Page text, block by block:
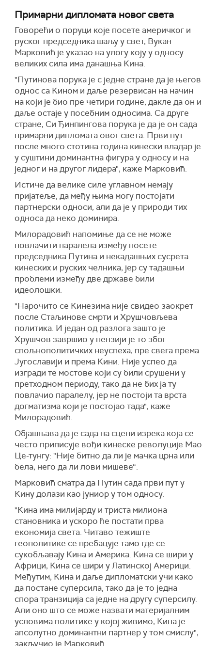
Примарни дипломата новог света
Говорећи о поруци које посете америчког и
руског председника шаљу у свет, Вукан
Марковић је указао на улогу коју у односу
великих сила има данашња Кина.
"Путинова порука је с једне стране да је његов
однос са Кином и даље резервисан на начин
на који је био пре четири године, дакле да он и
даље остаје у посебним односима. Са друге
стране, Си Ђинпингова порука је да је он сада
примарни дипломата овог света. Први пут
после много стотина година кинески владар је
у суштини доминантна фигура у односу и на
једног и на другог лидера", каже Марковић.
Истиче да велике силе углавном немају
пријатеље, да међу њима могу постојати
партнерски односи, али да је у природи тих
односа да неко доминира.
Милорадовић напомиње да се не може
повлачити паралела између посете
председника Путина и некадашњих сусрета
кинеских и руских челника, јер су тадашњи
проблеми између две државе били
идеолошки.
"Нарочито се Кинезима није свидео заокрет
после Стаљинове смрти и Хрушчовљева
политика. И један од разлога зашто је
Хрушчов завршио у пензији је то због
спољнополитичких неуспеха, пре свега према
Југославији и према Кини. Није успео да
изгради те мостове који су били срушени у
претходном периоду, тако да не бих ја ту
повлачио паралелу, јер не постоји та врста
догматизма који је постојао тада", каже
Милорадовић.
Објашњава да је сада на сцени изрека која се
често приписује вођи кинеске револуције Мао
Це-тунгу: "Није битно да ли је мачка црна или
бела, него да ли лови мишеве“.
Марковић сматра да Путин сада први пут у
Кину долази као јуниор у том односу.
"Кина има милијарду и триста милиона
становника и ускоро ће постати прва
економија света. Читаво тежиште
геополитике се пребацује тамо где се
сукобљавају Кина и Америка. Кина се шири у
Африци, Кина се шири у Латинској Америци.
Међутим, Кина и даље дипломатски учи како
да постане суперсила, тако да је то једна
спора транзиција са једне на другу суперсилу.
Али оно што се може назвати материјалним
условима политике у којој живимо, Кина је
апсолутно доминантни партнер у том смислу",
закључио је Марковић.